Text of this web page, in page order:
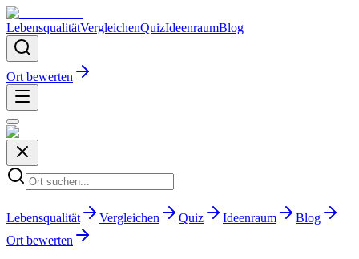
LebensqualitätVergleichenQuizIdeenraumBlog
Ort bewerten
Lebensqualität Vergleichen Quiz Ideenraum
Blog
Ort bewerten